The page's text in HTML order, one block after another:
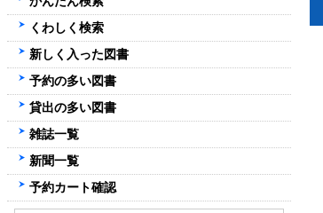
くわしく検索
新しく入った図書
予約の多い図書
貸出の多い図書
雑誌一覧
新聞一覧
予約カート確認